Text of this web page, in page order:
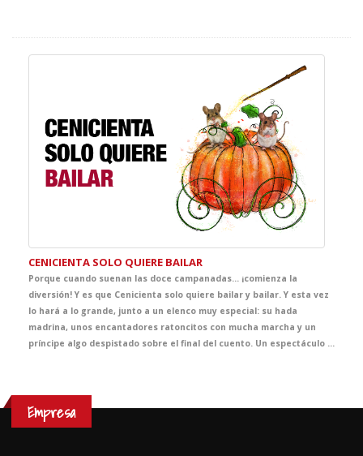
CENICIENTA SOLO QUIERE BAILAR
Porque cuando suenan las doce campanadas… ¡comienza la
diversión! Y es que Cenicienta solo quiere bailar y bailar. Y esta vez
lo hará a lo grande, junto a un elenco muy especial: su hada
madrina, unos encantadores ratoncitos con mucha marcha y un
príncipe algo despistado sobre el final del cuento. Un espectáculo lleno de música, coreografías pegadizas y mucho humor, donde el zapato de cristal no es lo único que brilla. ¡Ven a bailar con Cenicienta al teatro y descubre que los sueños se cumplen si no te rindes antes de medianoche!
Empresa